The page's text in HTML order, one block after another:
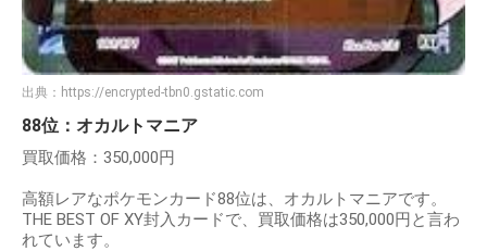
出典： https://encrypted-tbn0.gstatic.com
88位：オカルトマニア
買取価格：350,000円
高額レアなポケモンカード88位は、オカルトマニアです。
THE BEST OF XY封入カードで、買取価格は350,000円と言わ
れています。